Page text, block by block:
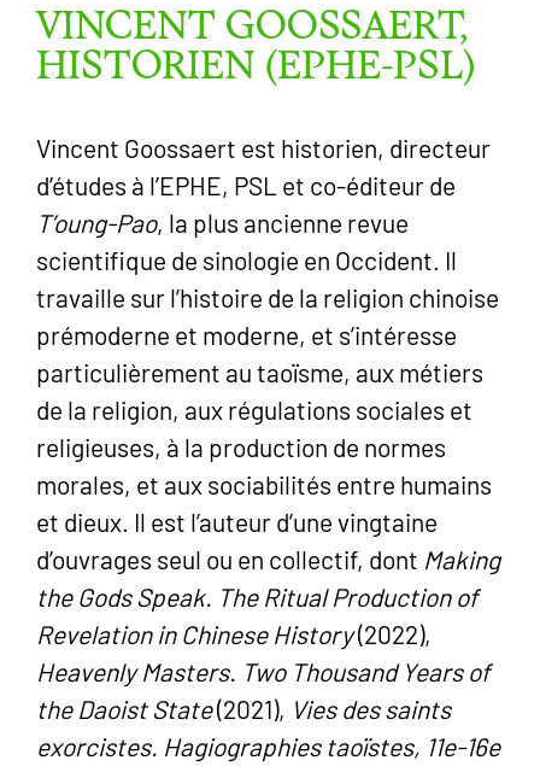
VINCENT GOOSSAERT,
HISTORIEN (EPHE-PSL)
Vincent Goossaert est historien, directeur
d’études à l’EPHE, PSL et co-éditeur de
T’oung-Pao, la plus ancienne revue
scientifique de sinologie en Occident. Il
travaille sur l’histoire de la religion chinoise
prémoderne et moderne, et s’intéresse
particulièrement au taoïsme, aux métiers
de la religion, aux régulations sociales et
religieuses, à la production de normes
morales, et aux sociabilités entre humains
et dieux. Il est l’auteur d’une vingtaine
d’ouvrages seul ou en collectif, dont Making
the Gods Speak. The Ritual Production of
Revelation in Chinese History(2022),
Heavenly Masters. Two Thousand Years of
the Daoist State(2021), Vies des saints
exorcistes. Hagiographies taoïstes, 11e-16e